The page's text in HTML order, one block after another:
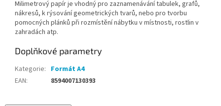
Milimetrový papír je vhodný pro zaznamenávání tabulek, grafů,
nákresů, k rýsování geometrických tvarů, nebo pro tvorbu
pomocných plánků při rozmístění nábytku v místnosti, rostlin v
zahradách atp.
Doplňkové parametry
Kategorie: Formát A4
EAN: 8594007130393